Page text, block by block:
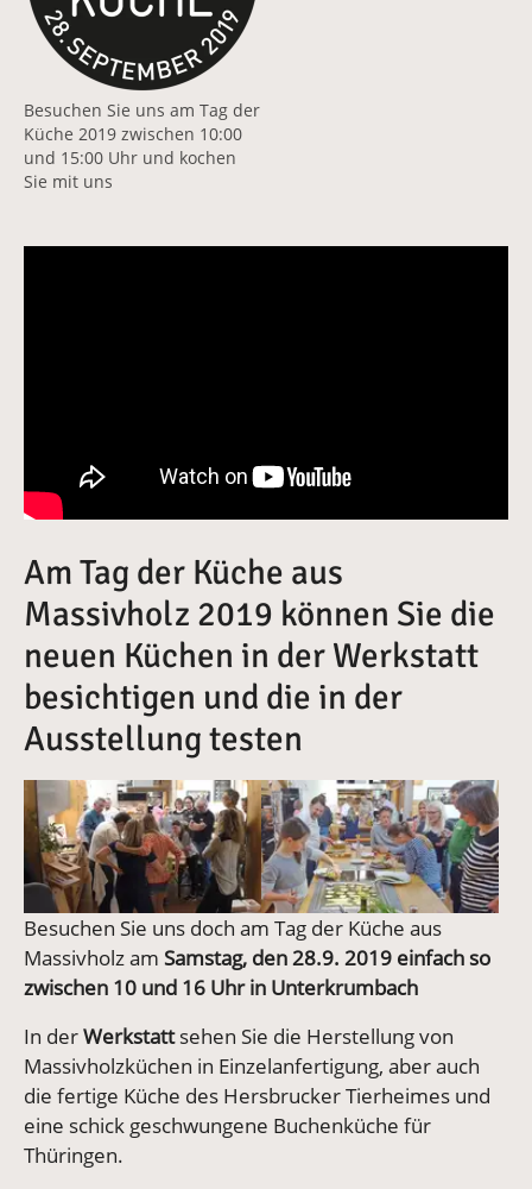
Besuchen Sie uns am Tag der
Küche 2019 zwischen 10:00
und 15:00 Uhr und kochen
Sie mit uns
Am Tag der Küche aus
Massivholz 2019 können Sie die
neuen Küchen in der Werkstatt
besichtigen und die in der
Ausstellung testen
Vergrößerte Version anzeigen für Tag der Küche 2019
Vergrößerte Version
Besuchen Sie uns doch am Tag der Küche aus
Massivholz am Samstag, den 28.9. 2019 einfach so
zwischen 10 und 16 Uhr in Unterkrumbach
In derWerkstattsehen Sie die Herstellung von
Massivholzküchen in Einzelanfertigung, aber auch
die fertige Küche des Hersbrucker Tierheimes und
eine schick geschwungene Buchenküche für
Thüringen.